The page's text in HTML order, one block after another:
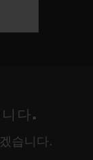
다.
습니다.